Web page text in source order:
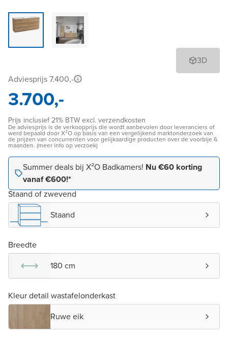
3D
Adviesprijs 7.400,-
3.700,-
Prijs inclusief 21% BTW excl. verzendkosten
De adviesprijs is de verkoopprijs die wordt aanbevolen door leveranciers of
werd bepaald door X²O op basis van een vergelijkend marktonderzoek van
de prijzen van concurrenten voor gelijkaardige producten over de voorbije 6
maanden. (meer info op verzoek)
Summer deals bij X²O Badkamers! Nu €60 korting
vanaf €600!*
Staand of zwevend
Staand
Breedte
180 cm
Kleur detail wastafelonderkast
Ruwe eik